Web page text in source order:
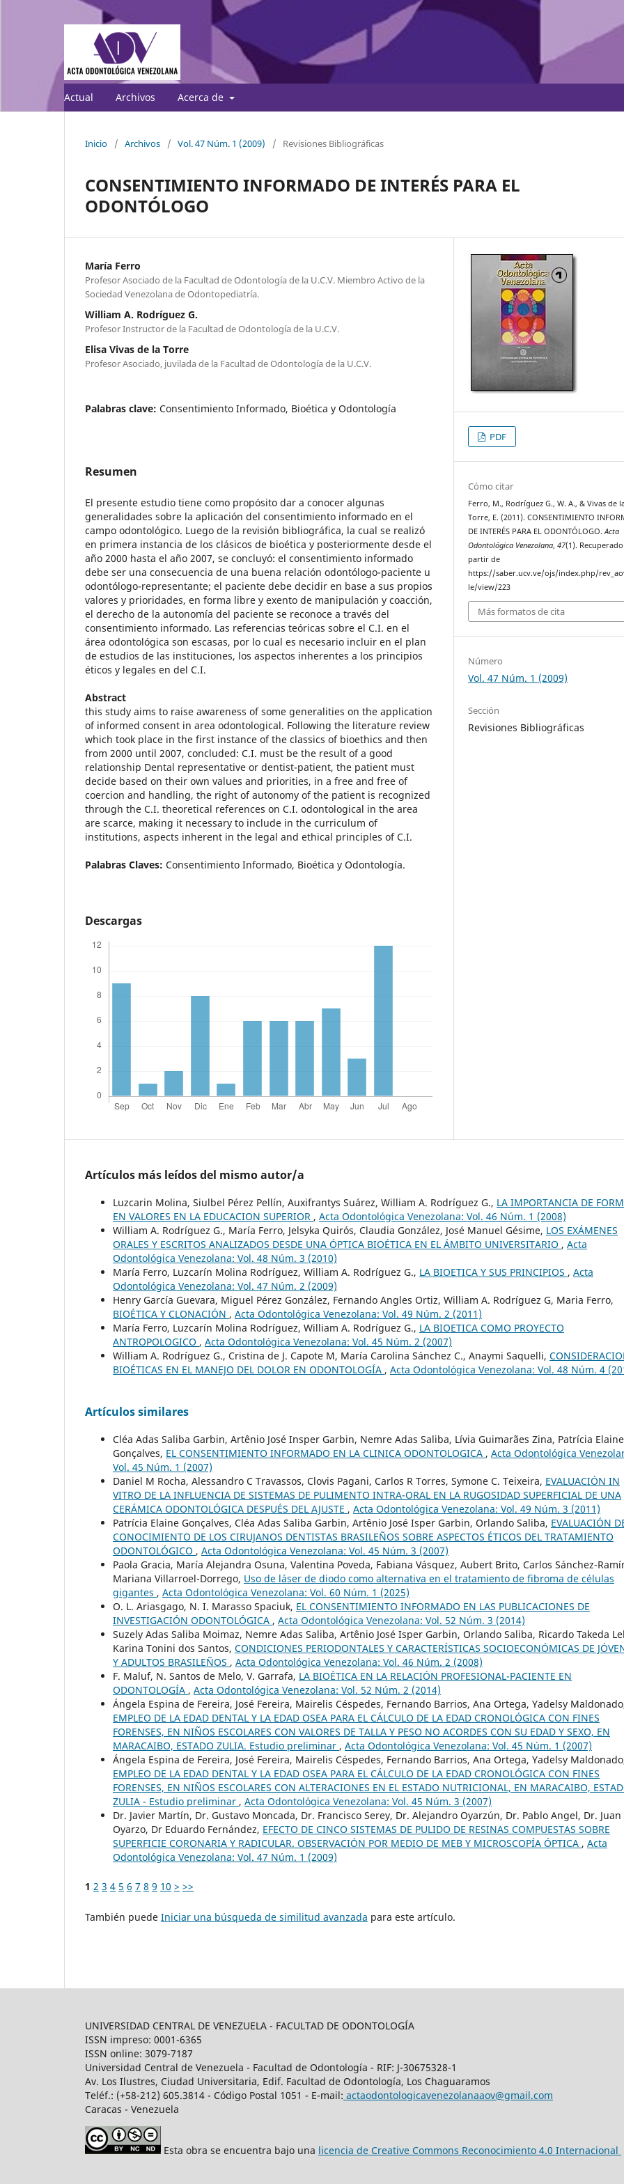
Actual Archivos Acerca de
Inicio / Archivos / Vol. 47 Núm. 1 (2009) / Revisiones Bibliográficas
CONSENTIMIENTO INFORMADO DE INTERÉS PARA EL
ODONTÓLOGO
María Ferro
Profesor Asociado de la Facultad de Odontología de la U.C.V. Miembro Activo de la
Sociedad Venezolana de Odontopediatría.
William A. Rodríguez G.
Profesor Instructor de la Facultad de Odontología de la U.C.V.
Elisa Vivas de la Torre
Profesor Asociado, juvilada de la Facultad de Odontología de la U.C.V.
Palabras clave: Consentimiento Informado, Bioética y Odontología
Resumen
El presente estudio tiene como propósito dar a conocer algunas
generalidades sobre la aplicación del consentimiento informado en el
campo odontológico. Luego de la revisión bibliográfica, la cual se realizó
en primera instancia de los clásicos de bioética y posteriormente desde el
año 2000 hasta el año 2007, se concluyó: el consentimiento informado
debe ser una consecuencia de una buena relación odontólogo-paciente u
odontólogo-representante; el paciente debe decidir en base a sus propios
valores y prioridades, en forma libre y exento de manipulación y coacción,
el derecho de la autonomía del paciente se reconoce a través del
consentimiento informado. Las referencias teóricas sobre el C.I. en el
área odontológica son escasas, por lo cual es necesario incluir en el plan
de estudios de las instituciones, los aspectos inherentes a los principios
éticos y legales en del C.I.
Abstract
this study aims to raise awareness of some generalities on the application
of informed consent in area odontological. Following the literature review
which took place in the first instance of the classics of bioethics and then
from 2000 until 2007, concluded: C.I. must be the result of a good
relationship Dental representative or dentist-patient, the patient must
decide based on their own values and priorities, in a free and free of
coercion and handling, the right of autonomy of the patient is recognized
through the C.I. theoretical references on C.I. odontological in the area
are scarce, making it necessary to include in the curriculum of
institutions, aspects inherent in the legal and ethical principles of C.I.
Palabras Claves: Consentimiento Informado, Bioética y Odontología.
Descargas
PDF
Cómo citar
Ferro, M., Rodríguez G., W. A., & Vivas de
Torre, E. (2011). CONSENTIMIENTO
DE INTERÉS PARA EL ODONTÓLOGO.Acta
Odontológica Venezolana,47(1).
partir de
https://saber.ucv.ve/ojs/index.php/
le/view/223
Más formatos de cita
Número
Vol. 47 Núm. 1 (2009)
Sección
Revisiones Bibliográficas
Artículos más leídos del mismo autor/a
Luzcarin Molina, Siulbel Pérez Pellín, Auxifrantys Suárez, William A. Rodríguez G., LA IMPORTANCIA DE
EN VALORES EN LA EDUCACION SUPERIOR , Acta Odontológica Venezolana: Vol. 46 Núm. 1 (2008)
William A. Rodríguez G., María Ferro, Jelsyka Quirós, Claudia González, José Manuel Gésime, LOS EXÁMENES
ORALES Y ESCRITOS ANALIZADOS DESDE UNA ÓPTICA BIOÉTICA EN EL ÁMBITO UNIVERSITARIO , Acta
Odontológica Venezolana: Vol. 48 Núm. 3 (2010)
María Ferro, Luzcarín Molina Rodríguez, William A. Rodríguez G., LA BIOETICA Y SUS PRINCIPIOS , Acta
Odontológica Venezolana: Vol. 47 Núm. 2 (2009)
Henry García Guevara, Miguel Pérez González, Fernando Angles Ortiz, William A. Rodríguez G, Maria Ferro,
BIOÉTICA Y CLONACIÓN , Acta Odontológica Venezolana: Vol. 49 Núm. 2 (2011)
María Ferro, Luzcarín Molina Rodríguez, William A. Rodríguez G., LA BIOETICA COMO PROYECTO
ANTROPOLOGICO , Acta Odontológica Venezolana: Vol. 45 Núm. 2 (2007)
William A. Rodríguez G., Cristina de J. Capote M, María Carolina Sánchez C., Anaymi Saquelli,
BIOÉTICAS EN EL MANEJO DEL DOLOR EN ODONTOLOGÍA , Acta Odontológica Venezolana: Vol. 48 Núm. 4
Artículos similares
Cléa Adas Saliba Garbin, Artênio José Insper Garbin, Nemre Adas Saliba, Lívia Guimarães Zina, Patrícia Elaine
Gonçalves, EL CONSENTIMIENTO INFORMADO EN LA CLINICA ODONTOLOGICA , Acta Odontológica
Vol. 45 Núm. 1 (2007)
Daniel M Rocha, Alessandro C Travassos, Clovis Pagani, Carlos R Torres, Symone C. Teixeira, EVALUACIÓN IN
VITRO DE LA INFLUENCIA DE SISTEMAS DE PULIMENTO INTRA-ORAL EN LA RUGOSIDAD SUPERFICIAL DE UNA
CERÁMICA ODONTOLÓGICA DESPUÉS DEL AJUSTE , Acta Odontológica Venezolana: Vol. 49 Núm. 3 (2011)
Patrícia Elaine Gonçalves, Cléa Adas Saliba Garbin, Artênio José Isper Garbin, Orlando Saliba, EVALUACIÓN
CONOCIMIENTO DE LOS CIRUJANOS DENTISTAS BRASILEÑOS SOBRE ASPECTOS ÉTICOS DEL TRATAMIENTO
ODONTOLÓGICO , Acta Odontológica Venezolana: Vol. 45 Núm. 3 (2007)
Paola Gracia, María Alejandra Osuna, Valentina Poveda, Fabiana Vásquez, Aubert Brito, Carlos Sánchez-
Mariana Villarroel-Dorrego, Uso de láser de diodo como alternativa en el tratamiento de fibroma de células
gigantes , Acta Odontológica Venezolana: Vol. 60 Núm. 1 (2025)
O. L. Ariasgago, N. I. Marasso Spaciuk, EL CONSENTIMIENTO INFORMADO EN LAS PUBLICACIONES DE
INVESTIGACIÓN ODONTOLÓGICA , Acta Odontológica Venezolana: Vol. 52 Núm. 3 (2014)
Suzely Adas Saliba Moimaz, Nemre Adas Saliba, Artênio José Isper Garbin, Orlando Saliba, Ricardo Takeda
Karina Tonini dos Santos, CONDICIONES PERIODONTALES Y CARACTERÍSTICAS SOCIOECONÓMICAS DE
Y ADULTOS BRASILEÑOS , Acta Odontológica Venezolana: Vol. 46 Núm. 2 (2008)
F. Maluf, N. Santos de Melo, V. Garrafa, LA BIOÉTICA EN LA RELACIÓN PROFESIONAL-PACIENTE EN
ODONTOLOGÍA , Acta Odontológica Venezolana: Vol. 52 Núm. 2 (2014)
Ángela Espina de Fereira, José Fereira, Mairelis Céspedes, Fernando Barrios, Ana Ortega, Yadelsy
EMPLEO DE LA EDAD DENTAL Y LA EDAD OSEA PARA EL CÁLCULO DE LA EDAD CRONOLÓGICA CON FINES
FORENSES, EN NIÑOS ESCOLARES CON VALORES DE TALLA Y PESO NO ACORDES CON SU EDAD Y SEXO, EN
MARACAIBO, ESTADO ZULIA. Estudio preliminar , Acta Odontológica Venezolana: Vol. 45 Núm. 1 (2007)
Ángela Espina de Fereira, José Fereira, Mairelis Céspedes, Fernando Barrios, Ana Ortega, Yadelsy
EMPLEO DE LA EDAD DENTAL Y LA EDAD OSEA PARA EL CÁLCULO DE LA EDAD CRONOLÓGICA CON FINES
FORENSES, EN NIÑOS ESCOLARES CON ALTERACIONES EN EL ESTADO NUTRICIONAL, EN MARACAIBO,
ZULIA - Estudio preliminar , Acta Odontológica Venezolana: Vol. 45 Núm. 3 (2007)
Dr. Javier Martín, Dr. Gustavo Moncada, Dr. Francisco Serey, Dr. Alejandro Oyarzún, Dr. Pablo Angel, Dr. Juan
Oyarzo, Dr Eduardo Fernández, EFECTO DE CINCO SISTEMAS DE PULIDO DE RESINAS COMPUESTAS SOBRE
SUPERFICIE CORONARIA Y RADICULAR. OBSERVACIÓN POR MEDIO DE MEB Y MICROSCOPÍA ÓPTICA , Acta
Odontológica Venezolana: Vol. 47 Núm. 1 (2009)
1 2 3 4 5 6 7 8 9 10 > >>
También puede Iniciar una búsqueda de similitud avanzada para este artículo.
UNIVERSIDAD CENTRAL DE VENEZUELA - FACULTAD DE ODONTOLOGÍA
ISSN impreso: 0001-6365
ISSN online: 3079-7187
Universidad Central de Venezuela - Facultad de Odontología - RIF: J-30675328-1
Av. Los Ilustres, Ciudad Universitaria, Edif. Facultad de Odontología, Los Chaguaramos
Teléf.: (+58-212) 605.3814 - Código Postal 1051 - E-mail: actaodontologicavenezolanaaov@gmail.com
Caracas - Venezuela
Esta obra se encuentra bajo una licencia de Creative Commons Reconocimiento 4.0 Internacional